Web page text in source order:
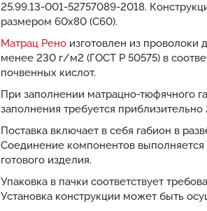
25.99.13-001-52757089-2018.
размером 60х80 (С60).
Матрац Рено изготовлен из
менее 230 г/м2 (ГОСТ Р 50575) в
почвенных кислот.
При заполнении матрацно-тюфячного
заполнения требуется
Поставка включает в себя габион в
Соединение компонентов
готового изделия.
Упаковка в пачки соответствует
Установка конструкции может быть